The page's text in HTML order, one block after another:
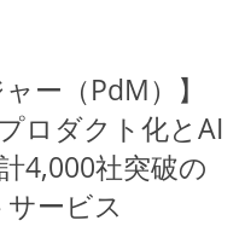
ー（PdM）】
ロダクト化とAI
4,000社突破の
ービス